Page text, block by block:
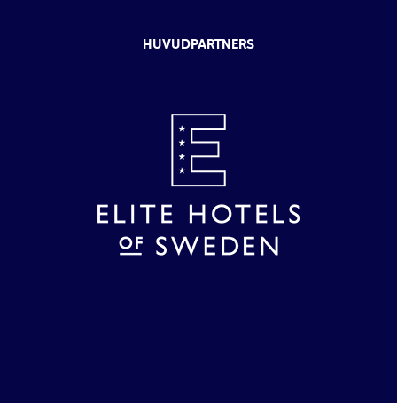
HUVUDPARTNERS